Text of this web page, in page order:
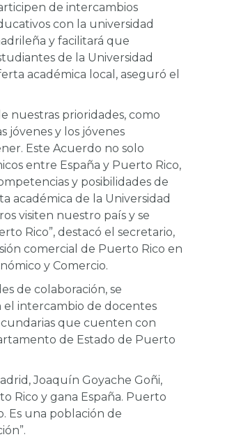
de intercambios
con la universidad
y facilitará que
de la Universidad
académica local, aseguró el
nuestras prioridades, como
jóvenes y los jóvenes
Este Acuerdo no solo
entre España y Puerto Rico,
y posibilidades de
académica de la Universidad
visiten nuestro país y se
Rico”, destacó el secretario,
comercial de Puerto Rico en
y Comercio.
de colaboración, se
intercambio de docentes
que cuenten con
de Estado de Puerto
Joaquín Goyache Goñi,
Rico y gana España. Puerto
Es una población de